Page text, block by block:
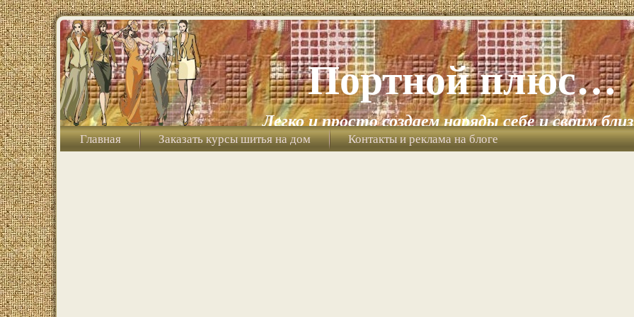
Портной плюс…
Легко и просто создаем наряды себе и своим
Главная Заказать курсы шитья на дом Контакты и реклама на блоге